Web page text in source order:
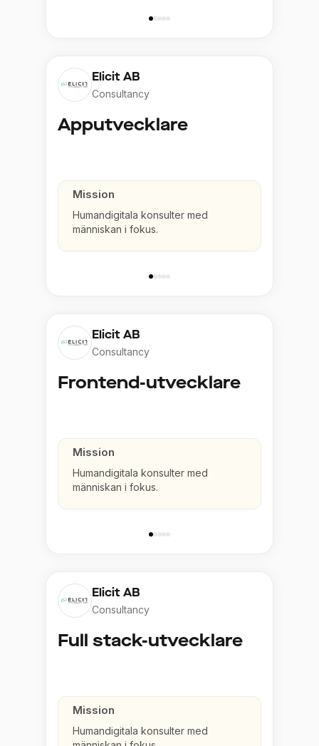
Elicit AB
Consultancy
Apputvecklare
Mission
Humandigitala konsulter med
människan i fokus.
Elicit AB
Consultancy
Frontend-utvecklare
Mission
Humandigitala konsulter med
människan i fokus.
Elicit AB
Consultancy
Full stack-utvecklare
Mission
Humandigitala konsulter med